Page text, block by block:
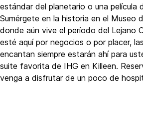
estándar del planetario o una película
Sumérgete en la historia en el Museo
donde aún vive el período del Lejano
esté aquí por negocios o por placer,
encantan siempre estarán ahí para
suite favorita de IHG en Killeen.
venga a disfrutar de un poco de